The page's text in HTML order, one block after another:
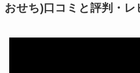
おせち)口コミと評判・レ